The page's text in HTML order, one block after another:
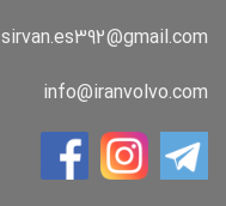
sirvan.es392@gmail.com
info@iranvolvo.com